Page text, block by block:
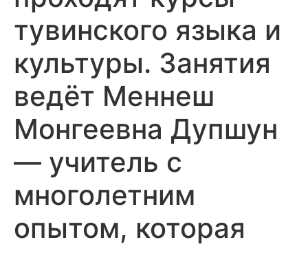
тувинского языка и
культуры. Занятия
ведёт Меннеш
Монгеевна Дупшун
— учитель с
многолетним
опытом, которая